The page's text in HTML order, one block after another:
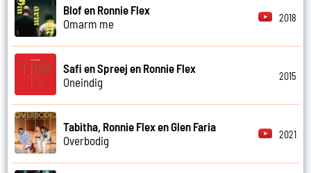
Blof en Ronnie Flex
Omarm me
2018
Safi en Spreej en Ronnie Flex
Oneindig
2015
Tabitha, Ronnie Flex en Glen Faria
Overbodig
2021